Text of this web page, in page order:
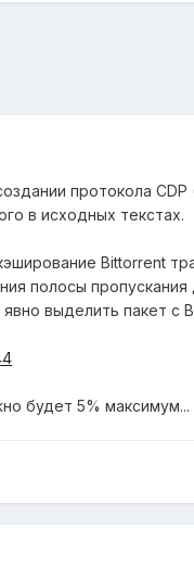
протокола
в исходных текстах.
Bittorrent
полосы
выделить пакет с
будет 5% максимум...